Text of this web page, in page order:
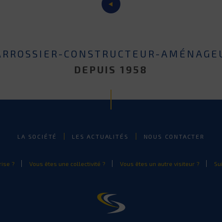
CONSTRUCTEUR-
DEPUIS 1958
LA SOCIÉTÉ LES ACTUALITÉS NOUS CONTACTER
? Vous êtes une collectivité ? Vous êtes un autre visiteur ?